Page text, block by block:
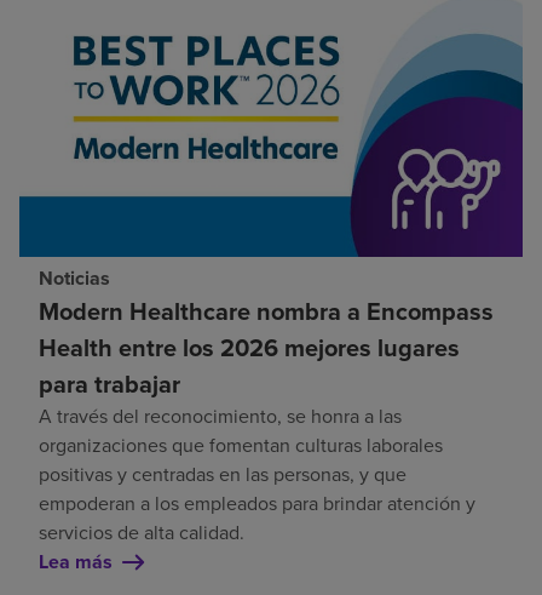
Noticias
Modern Healthcare nombra a Encompass
Health entre los 2026 mejores lugares
para trabajar
A través del reconocimiento, se honra a las
organizaciones que fomentan culturas laborales
positivas y centradas en las personas, y que
empoderan a los empleados para brindar atención y
servicios de alta calidad.
Lea más